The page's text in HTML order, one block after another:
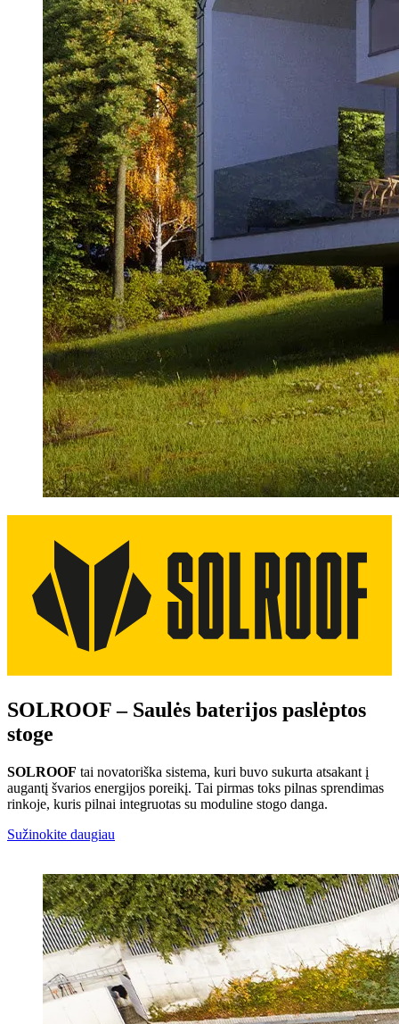
SOLROOF – Saulės baterijos paslėptos
stoge
SOLROOF tai novatoriška sistema, kuri buvo sukurta atsakant į
augantį švarios energijos poreikį. Tai pirmas toks pilnas sprendimas
rinkoje, kuris pilnai integruotas su moduline stogo danga.
Sužinokite daugiau